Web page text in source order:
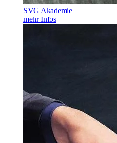
SVG Akademie
mehr Infos